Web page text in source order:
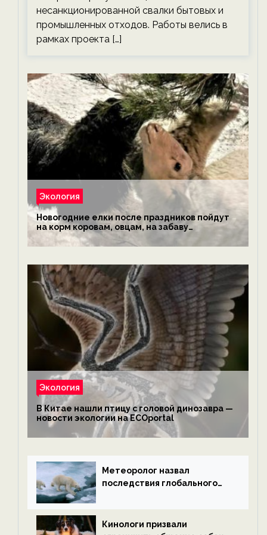
несанкционированной свалки бытовых и
промышленных отходов. Работы велись в
рамках проекта […]
Экология
Новогодние елки после праздников пойдут
на корм коровам, овцам, на забаву
обезьянам, львам и леопардам — новости
экологии на ECOportal
Экология
В Китае нашли птицу с головой динозавра —
новости экологии на ECOportal
Метеоролог назвал
последствия глобального
ECOportal
Кинологи призвали